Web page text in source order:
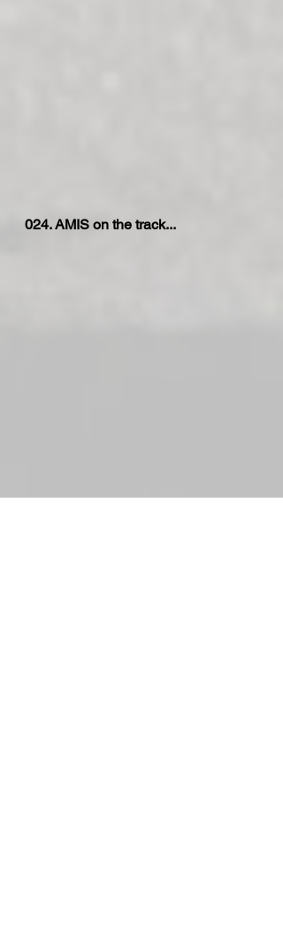
024. AMIS on the track...